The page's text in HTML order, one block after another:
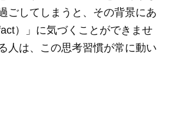
ごしてしまうと、その背景にあ
）」に気づくことができませ
人は、この思考習慣が常に動い